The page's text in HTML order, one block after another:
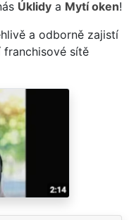
Úklidy a Mytí oken!
a odborně zajistí
franchisové sítě